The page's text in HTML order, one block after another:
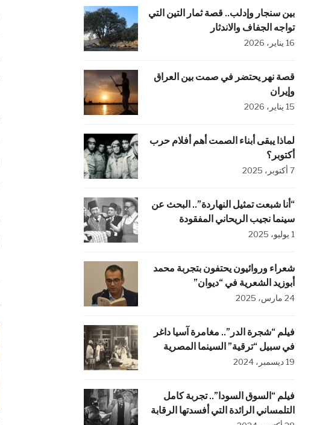
بين سنجار وإدلب.. قصة ثمار التين التي
تواجه الجفاف والاندثار
16 يناير، 2026
قصة نهر يحتضر في صمت بين العراق
وإيران
15 يناير، 2026
لماذا يبقى أبناء الصمت أهم أفلام حرب
أكتوبر؟
7 أكتوبر، 2025
“أنا شبعت تمثيل النهاردة”.. البحث عن
سينما نجيب الريحاني المفقودة
1 يوليو، 2025
شعراء وروائيون يحتفون بتجربة محمد
أبوزيد الشعرية في “ديوان”
24 مارس، 2025
فيلم “شجرة الدر”.. مغامرة آسيا داغر
في سبيل “ترقية” السينما المصرية
19 ديسمبر، 2024
فيلم “السوق السودا”.. تجربة كامل
التلمساني الرائدة التي أفسدتها الرقابة